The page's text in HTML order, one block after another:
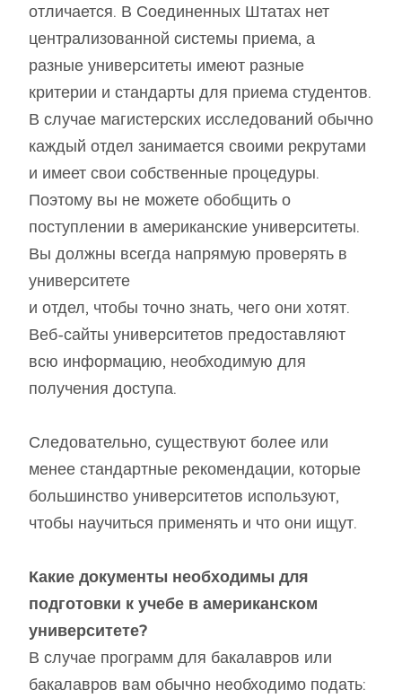
отличается. В Соединенных Штатах нет
централизованной системы приема, а
разные университеты имеют разные
критерии и стандарты для приема студентов.
В случае магистерских исследований обычно
каждый отдел занимается своими рекрутами
и имеет свои собственные процедуры.
Поэтому вы не можете обобщить о
поступлении в американские университеты.
Вы должны всегда напрямую проверять в
университете
и отдел, чтобы точно знать, чего они хотят.
Веб-сайты университетов предоставляют
всю информацию, необходимую для
получения доступа.
Следовательно, существуют более или
менее стандартные рекомендации, которые
большинство университетов используют,
чтобы научиться применять и что они ищут.
Какие документы необходимы для
подготовки к учебе в американском
университете?
В случае программ для бакалавров или
бакалавров вам обычно необходимо подать: